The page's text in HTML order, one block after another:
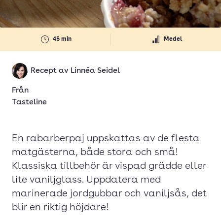
45 min Medel
Recept av Linnéa Seidel
Från
Tasteline
En rabarberpaj uppskattas av de flesta
matgästerna, både stora och små!
Klassiska tillbehör är vispad grädde eller
lite vaniljglass. Uppdatera med
marinerade jordgubbar och vaniljsås, det
blir en riktig höjdare!